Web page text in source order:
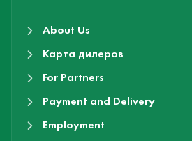
About Us
Карта дилеров
For Partners
Payment and Delivery
Employment